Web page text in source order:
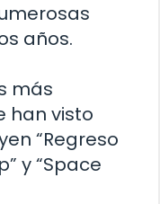
años.
más
han visto
“Regreso
y “Space